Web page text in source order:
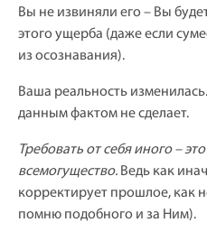
Вы не извиняли его – Вы
этого ущерба (даже если
из осознавания).
Ваша реальность
данным фактом не сделает.
Требовать от себя иного –
всемогущество. Ведь как
корректирует прошлое, как
помню подобного и за Ним).